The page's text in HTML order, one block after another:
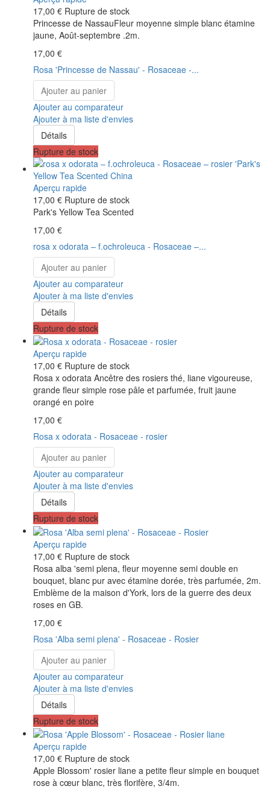
17,00 € Rupture de stock
Princesse de NassauFleur moyenne simple blanc étamine
jaune, Août-septembre .2m.
17,00 €
Rosa 'Princesse de Nassau' - Rosaceae -...
Ajouter au panier
Ajouter au comparateur
Ajouter à ma liste d'envies
Détails
Rupture de stock
Aperçu rapide
17,00 € Rupture de stock
Park's Yellow Tea Scented
17,00 €
rosa x odorata – f.ochroleuca - Rosaceae –...
Ajouter au panier
Ajouter au comparateur
Ajouter à ma liste d'envies
Détails
Rupture de stock
Aperçu rapide
17,00 € Rupture de stock
Rosa x odorata Ancêtre des rosiers thé, liane vigoureuse,
grande fleur simple rose pâle et parfumée, fruit jaune
orangé en poire
17,00 €
Rosa x odorata - Rosaceae - rosier
Ajouter au panier
Ajouter au comparateur
Ajouter à ma liste d'envies
Détails
Rupture de stock
Aperçu rapide
17,00 € Rupture de stock
Rosa alba 'semi plena, fleur moyenne semi double en
bouquet, blanc pur avec étamine dorée, très parfumée, 2m.
Emblème de la maison d'York, lors de la guerre des deux
roses en GB.
17,00 €
Rosa 'Alba semi plena' - Rosaceae - Rosier
Ajouter au panier
Ajouter au comparateur
Ajouter à ma liste d'envies
Détails
Rupture de stock
Aperçu rapide
17,00 € Rupture de stock
Apple Blossom' rosier liane a petite fleur simple en bouquet
rose à cœur blanc, très florifère, 3/4m.